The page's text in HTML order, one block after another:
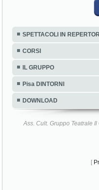
SPETTACOLI IN
CORSI
IL GRUPPO
Pisa DINTORNI
DOWNLOAD
Ass. Cult. Gruppo Teatrale
[